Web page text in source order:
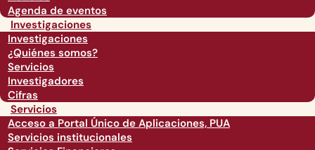
Agenda de eventos
Investigaciones
Investigaciones
¿Quiénes somos?
Servicios
Investigadores
Cifras
Servicios
Acceso a Portal Único de Aplicaciones, PUA
Servicios institucionales